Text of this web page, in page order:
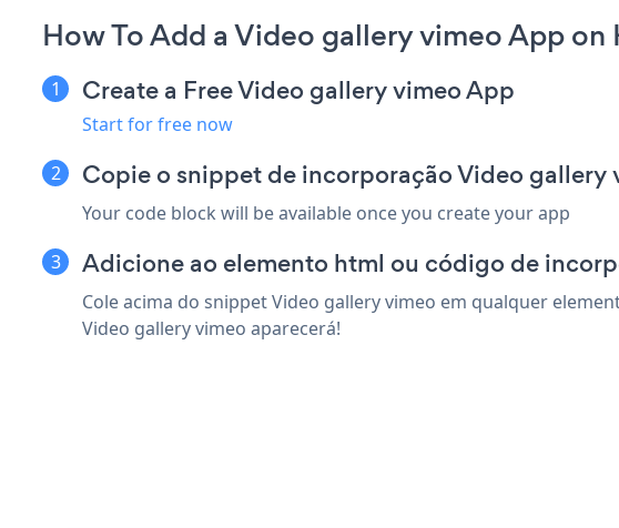
How To Add a Video gallery vimeo App
Create a Free Video gallery vimeo App
Start for free now
Copie o snippet de incorporação Video
Your code block will be available once you create your app
Adicione ao elemento html ou código de
Cole acima do snippet Video gallery vimeo em qualquer
Video gallery vimeo aparecerá!